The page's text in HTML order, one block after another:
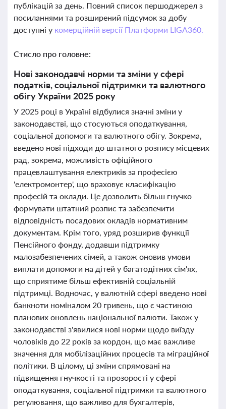
публікацій за день. Повний список першоджерел з
посиланнями та розширений підсумок за добу
доступні у комерційній версії Платформи LIGA360.
Стисло про головне:
Нові законодавчі норми та зміни у сфері
податків, соціальної підтримки та валютного
обігу України 2025 року
У 2025 році в Україні відбулися значні зміни у
законодавстві, що стосуються оподаткування,
соціальної допомоги та валютного обігу. Зокрема,
введено нові підходи до штатного розпису місцевих
рад, зокрема, можливість офіційного
працевлаштування електриків за професією
'електромонтер', що враховує класифікацію
професій та оклади. Це дозволить більш гнучко
формувати штатний розпис та забезпечити
відповідність посадових окладів нормативним
документам. Крім того, уряд розширив функції
Пенсійного фонду, додавши підтримку
малозабезпечених сімей, а також оновив умови
виплати допомоги на дітей у багатодітних сім'ях,
що сприятиме більш ефективній соціальній
підтримці. Водночас, у валютній сфері введено нові
банкноти номіналом 20 гривень, що є частиною
планових оновлень національної валюти. Також у
законодавстві з'явилися нові норми щодо виїзду
чоловіків до 22 років за кордон, що має важливе
значення для мобілізаційних процесів та міграційної
політики. В цілому, ці зміни спрямовані на
підвищення гнучкості та прозорості у сфері
оподаткування, соціальної підтримки та валютного
регулювання, що важливо для бухгалтерів,